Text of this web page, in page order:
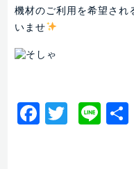
機材のご利用を希望され
いませ
Facebook
Twitter
Line